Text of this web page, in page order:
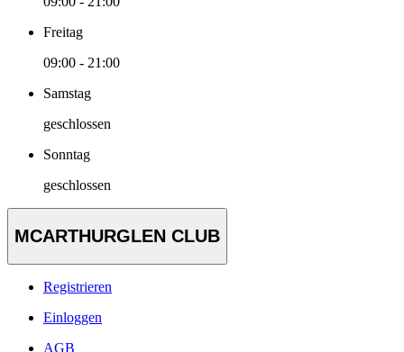
Freitag
09:00 - 21:00
Samstag
geschlossen
Sonntag
geschlossen
MCARTHURGLEN CLUB
Registrieren
Einloggen
AGB